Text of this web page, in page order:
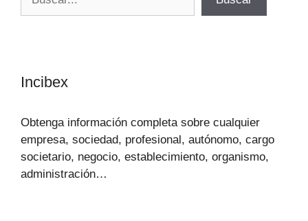
Incibex
Obtenga información completa sobre cualquier
empresa, sociedad, profesional, autónomo, cargo
societario, negocio, establecimiento, organismo,
administración…